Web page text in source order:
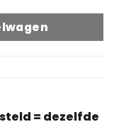
= dezelfde